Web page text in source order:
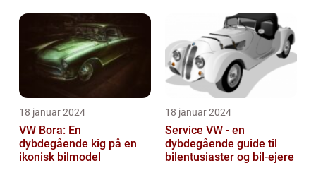
18 januar 2024
VW Bora: En
dybdegående kig på en
ikonisk bilmodel
18 januar 2024
Service VW - en
dybdegående guide til
bilentusiaster og bil-ejere